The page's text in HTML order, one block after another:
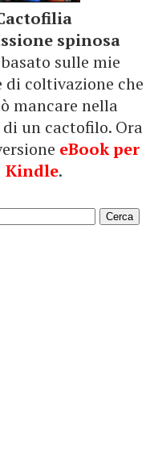
spinosa
sulle mie
di coltivazione che
mancare nella
un cactofilo. Ora
eBook per
Kindle.